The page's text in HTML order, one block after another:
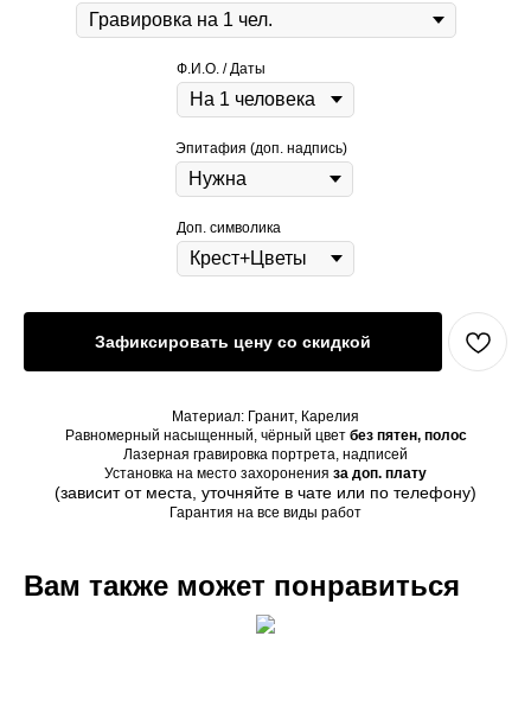
Ф.И.О. / Даты
Эпитафия (доп. надпись)
Доп. символика
Зафиксировать цену со скидкой
Материал: Гранит, Карелия
Равномерный насыщенный, чёрный цвет без пятен, полос
Лазерная гравировка портрета, надписей
Установка на место захоронения за доп. плату
(зависит от места, уточняйте в чате или по телефону)
Гарантия на все виды работ
Вам также может понравиться